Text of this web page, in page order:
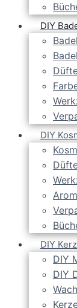
DIY
DIY
DIY
DIY
DIY